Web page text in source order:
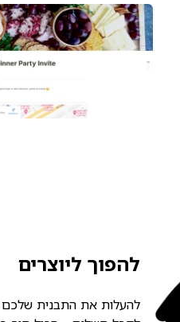
להפוך ליוצרים